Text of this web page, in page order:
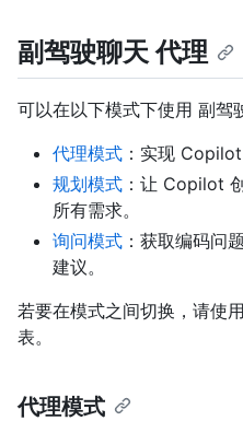
副驾驶聊天 代理
可以在以下模式下使用 副驾
代理模式 ：实现
规划模式 ：让 Copilot
所有需求。
询问模式 ：获取编码问
建议。
若要在模式之间切换，请使
表。
代理模式